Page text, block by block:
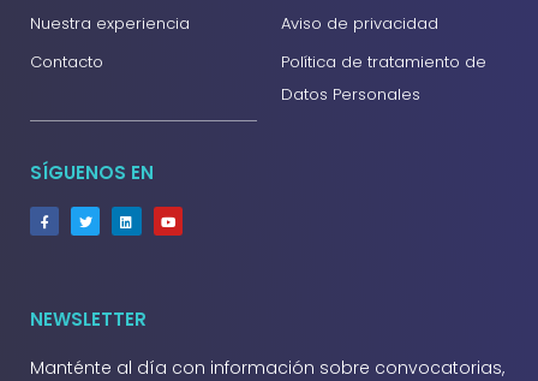
Nuestra experiencia
Contacto
SÍGUENOS EN
Aviso de privacidad
Política de tratamiento de
Datos Personales
NEWSLETTER
Manténte al día con información sobre convocatorias,